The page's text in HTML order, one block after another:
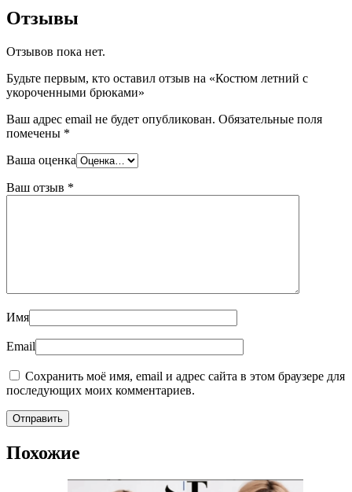
Отзывы
Отзывов пока нет.
Будьте первым, кто оставил отзыв на «Костюм летний с
укороченными брюками»
Ваш адрес email не будет опубликован. Обязательные поля
помечены *
Ваша оценка
Ваш отзыв *
Имя
Email
Сохранить моё имя, email и адрес сайта в этом браузере для
последующих моих комментариев.
Похожие